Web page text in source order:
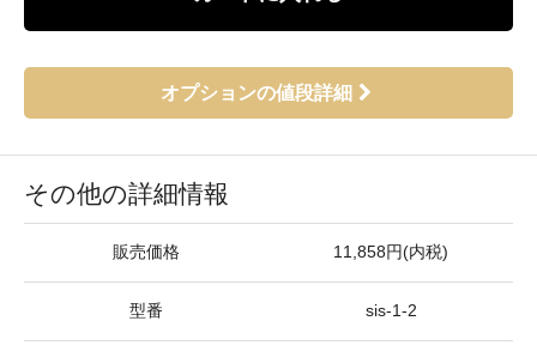
オプションの値段詳細
その他の詳細情報
販売価格 11,858円(内税)
型番 sis-1-2